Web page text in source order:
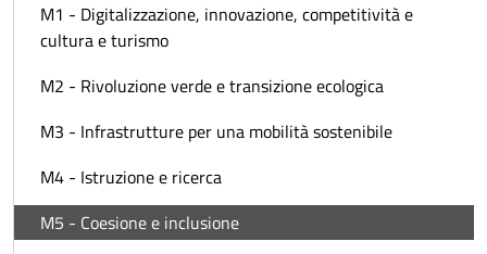
M1 - Digitalizzazione, innovazione, competitività e
cultura e turismo
M2 - Rivoluzione verde e transizione ecologica
M3 - Infrastrutture per una mobilità sostenibile
M4 - Istruzione e ricerca
M5 - Coesione e inclusione